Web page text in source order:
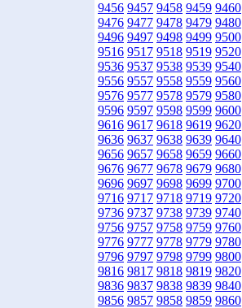
9456 9457 9458 9459 9460
9476 9477 9478 9479 9480
9496 9497 9498 9499 9500
9516 9517 9518 9519 9520
9536 9537 9538 9539 9540
9556 9557 9558 9559 9560
9576 9577 9578 9579 9580
9596 9597 9598 9599 9600
9616 9617 9618 9619 9620
9636 9637 9638 9639 9640
9656 9657 9658 9659 9660
9676 9677 9678 9679 9680
9696 9697 9698 9699 9700
9716 9717 9718 9719 9720
9736 9737 9738 9739 9740
9756 9757 9758 9759 9760
9776 9777 9778 9779 9780
9796 9797 9798 9799 9800
9816 9817 9818 9819 9820
9836 9837 9838 9839 9840
9856 9857 9858 9859 9860